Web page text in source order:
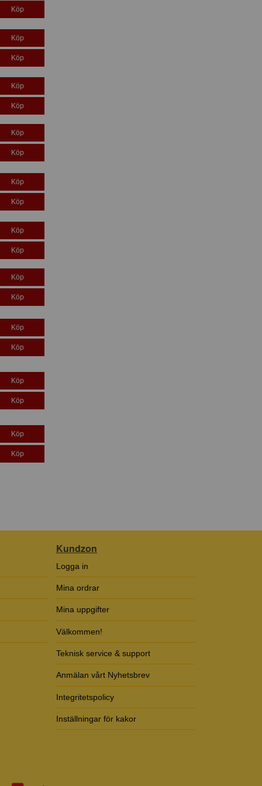
Köp
Köp
Köp
Köp
Köp
Köp
Köp
Köp
Köp
Köp
Köp
Köp
Köp
Köp
Köp
Köp
Köp
Köp
Köp
Kundzon
Logga in
Mina ordrar
Mina uppgifter
Välkommen!
Teknisk service & support
Anmälan vårt Nyhetsbrev
Integritetspolicy
Inställningar för kakor